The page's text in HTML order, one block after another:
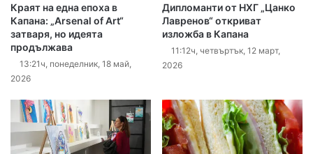
Краят на една епоха в
Капана: „Arsenal of Art“
затваря, но идеята
продължава
13:21ч, понеделник, 18 май,
2026
Дипломанти от НХГ „Цанко
Лавренов“ откриват
изложба в Капана
11:12ч, четвъртък, 12 март,
2026